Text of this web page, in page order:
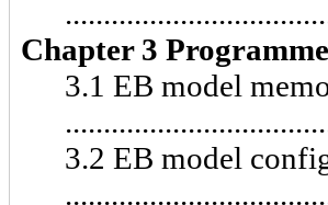
Chapter 3
3.1 EB model
3.2 EB model